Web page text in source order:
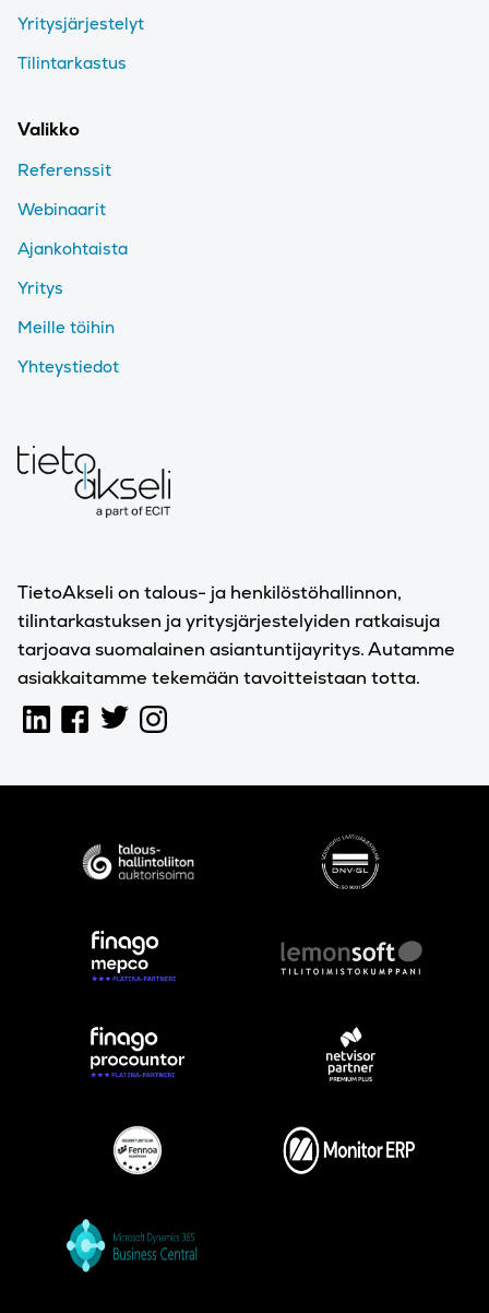
TietoAkseli on talous- ja henkilöstöhallinnon,
tilintarkastuksen ja yritysjärjestelyiden ratkaisuja
tarjoava suomalainen asiantuntijayritys. Autamme
asiakkaitamme tekemään tavoitteistaan totta.
Yritysjärjestelyt
Tilintarkastus
Valikko
Referenssit
Webinaarit
Ajankohtaista
Yritys
Meille töihin
Yhteystiedot